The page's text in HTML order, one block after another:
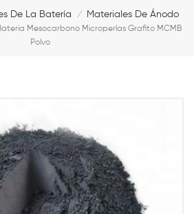
De La Batería / Materiales De Ánodo
Mesocarbono Microperlas Grafito MCMB
Polvo